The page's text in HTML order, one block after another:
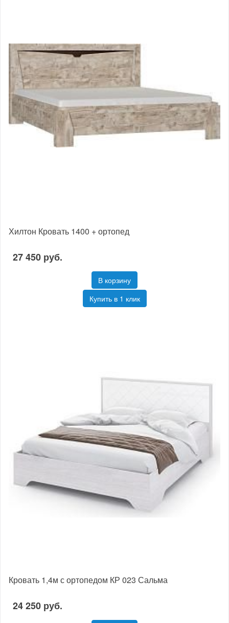
Хилтон Кровать 1400 + ортопед
27 450 руб.
В корзину
Купить в 1 клик
Кровать 1,4м с ортопедом КР 023 Сальма
24 250 руб.